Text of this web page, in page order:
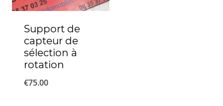
Support de
capteur de
sélection à
rotation
€75.00